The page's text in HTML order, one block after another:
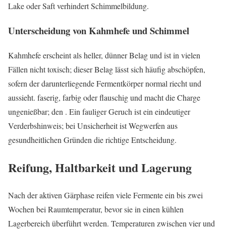
Lake oder Saft verhindert Schimmelbildung.
Unterscheidung von Kahmhefe und Schimmel
Kahmhefe erscheint als heller, dünner Belag und ist in vielen
Fällen nicht toxisch; dieser Belag lässt sich häufig abschöpfen,
sofern der darunterliegende Fermentkörper normal riecht und
aussieht. faserig, farbig oder flauschig und macht die Charge
ungenießbar; den . Ein fauliger Geruch ist ein eindeutiger
Verderbshinweis; bei Unsicherheit ist Wegwerfen aus
gesundheitlichen Gründen die richtige Entscheidung.
Reifung, Haltbarkeit und Lagerung
Nach der aktiven Gärphase reifen viele Fermente ein bis zwei
Wochen bei Raumtemperatur, bevor sie in einen kühlen
Lagerbereich überführt werden. Temperaturen zwischen vier und